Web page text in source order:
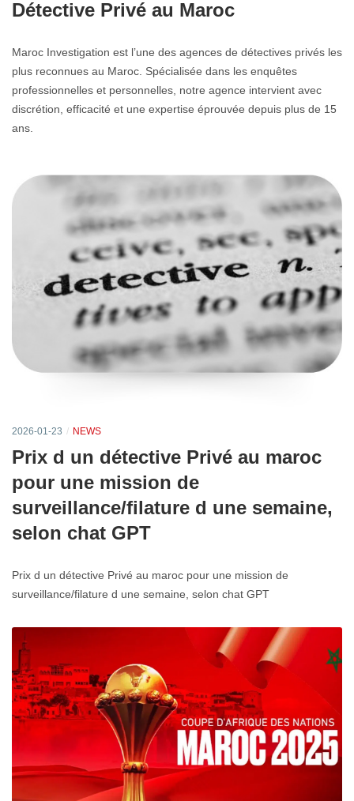
Détective Privé au Maroc
Maroc Investigation est l’une des agences de détectives privés les
plus reconnues au Maroc. Spécialisée dans les enquêtes
professionnelles et personnelles, notre agence intervient avec
discrétion, efficacité et une expertise éprouvée depuis plus de 15
ans.
2026-01-23 NEWS
Prix d un détective Privé au maroc
pour une mission de
surveillance/filature d une semaine,
selon chat GPT
Prix d un détective Privé au maroc pour une mission de
surveillance/filature d une semaine, selon chat GPT